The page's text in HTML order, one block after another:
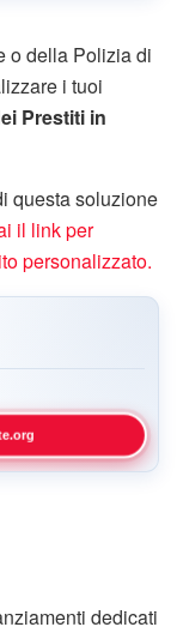
o della Polizia di
i tuoi
Prestiti in
questa soluzione
il link per
personalizzato.
dedicati